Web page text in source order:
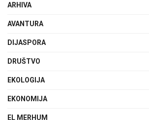
ARHIVA
AVANTURA
DIJASPORA
DRUŠTVO
EKOLOGIJA
EKONOMIJA
EL MERHUM